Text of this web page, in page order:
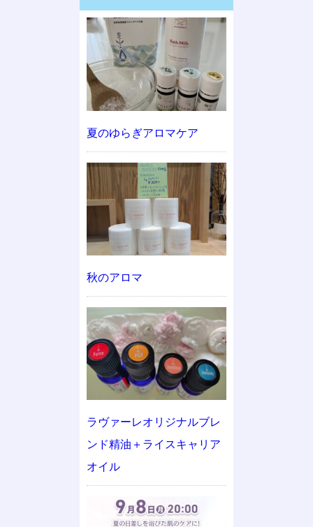
夏のゆらぎアロマケア
秋のアロマ
ラヴァーレオリジナルブレ
ンド精油＋ライスキャリア
オイル